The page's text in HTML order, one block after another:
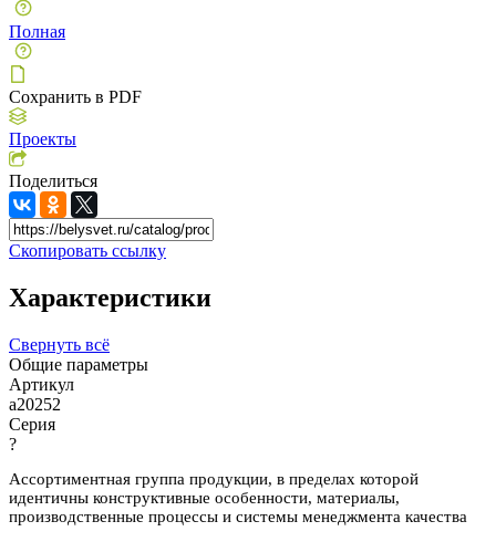
Полная
Сохранить в PDF
Проекты
Поделиться
Скопировать ссылку
Характеристики
Свернуть всё
Общие параметры
Артикул
a20252
Серия
?
Ассортиментная группа продукции, в пределах которой
идентичны конструктивные особенности, материалы,
производственные процессы и системы менеджмента качества